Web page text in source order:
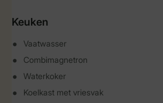
Keuken
Vaatwasser
Combimagnetron
Waterkoker
Koelkast met vriesvak